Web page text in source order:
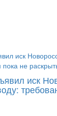
иск